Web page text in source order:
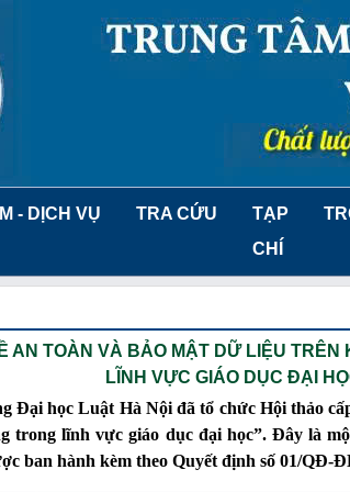
- DỊCH VỤ TRA CỨU
TẠP
CHÍ
AN TOÀN VÀ BẢO MẬT DỮ LIỆU TRÊN
LĨNH VỰC GIÁO DỤC ĐẠI
Đại học Luật Hà Nội đã tổ chức Hội thảo
trong lĩnh vực giáo dục đại học”. Đây là
ban hành kèm theo Quyết định số 01/QĐ-